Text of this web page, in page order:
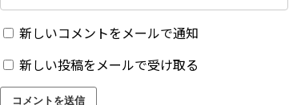
新しいコメントをメールで通知
新しい投稿をメールで受け取る